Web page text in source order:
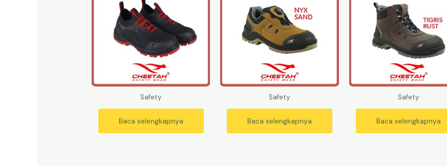
Safety
Baca selengkapnya
Safety
Baca selengkapnya
Safety
Baca selengkapnya